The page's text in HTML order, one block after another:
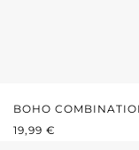
BOHO
REGULÄRER
19,99 €